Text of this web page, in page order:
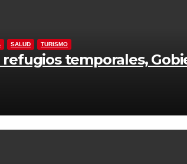
SALUD TURISMO
temporales,